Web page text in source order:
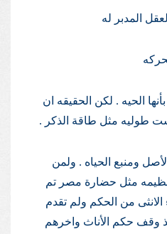
المدبر له
الحيه . لكن الحقيقه ان
طوليه مثل طاقة الذكر .
ومنبع الحياه . ولمن
مثل حضارة مصر تم
من الحكم ولم تقدم
وقف حكم الأناث واخرهم